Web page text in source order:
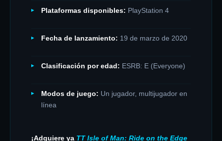
Plataformas disponibles: PlayStation 4
Fecha de lanzamiento: 19 de marzo de 2020
Clasificación por edad: ESRB: E (Everyone)
Modos de juego: Un jugador, multijugador en
línea
¡Adquiere ya TT Isle of Man: Ride on the Edge